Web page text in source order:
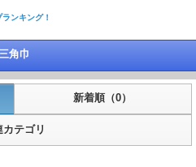
ンキング！
角巾
新着順（0）
カテゴリ